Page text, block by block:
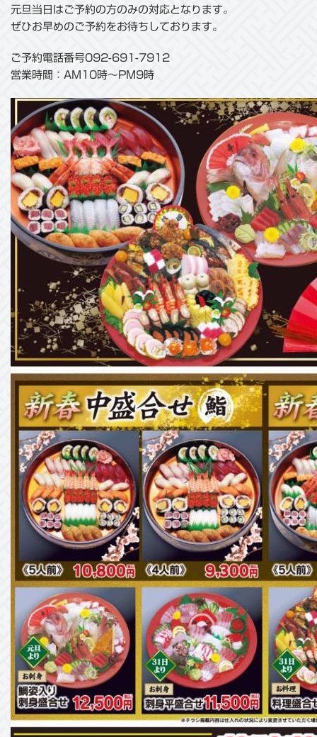
元旦当日はご予約の方のみの対応となります。
ぜひお早めのご予約をお待ちしております。
ご予約電話番号092-691-7912
営業時間：AM10時～PM9時